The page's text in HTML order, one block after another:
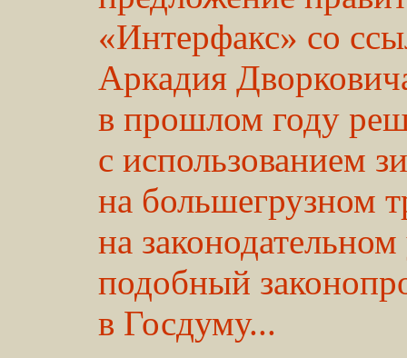
«Интерфакс» со
Аркадия
в прошлом году
с использованием
на большегрузном
на
подобный
в Госдуму...